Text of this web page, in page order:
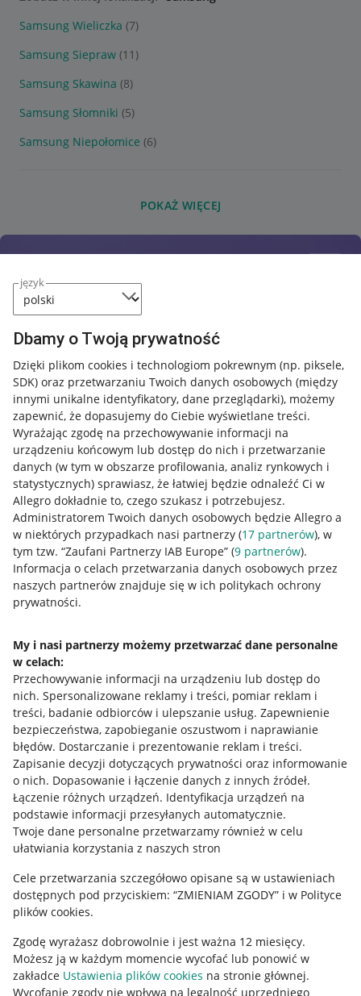
język
Dbamy o Twoją prywatność
Dzięki plikom cookies i technologiom pokrewnym (np. piksele,
SDK) oraz przetwarzaniu Twoich danych osobowych (między
innymi unikalne identyfikatory, dane przeglądarki), możemy
zapewnić, że dopasujemy do Ciebie wyświetlane treści.
Wyrażając zgodę na przechowywanie informacji na
urządzeniu końcowym lub dostęp do nich i przetwarzanie
danych (w tym w obszarze profilowania, analiz rynkowych i
statystycznych) sprawiasz, że łatwiej będzie odnaleźć Ci w
Allegro dokładnie to, czego szukasz i potrzebujesz.
Administratorem Twoich danych osobowych będzie Allegro a
w niektórych przypadkach nasi partnerzy (17 partnerów), w
tym tzw. “Zaufani Partnerzy IAB Europe” (9 partnerów).
Informacja o celach przetwarzania danych osobowych przez
naszych partnerów znajduje się w ich politykach ochrony
prywatności.
My i nasi partnerzy możemy przetwarzać dane personalne
w celach:
Przechowywanie informacji na urządzeniu lub dostęp do
nich. Spersonalizowane reklamy i treści, pomiar reklam i
treści, badanie odbiorców i ulepszanie usług. Zapewnienie
bezpieczeństwa, zapobieganie oszustwom i naprawianie
błędów. Dostarczanie i prezentowanie reklam i treści.
Zapisanie decyzji dotyczących prywatności oraz informowanie
o nich. Dopasowanie i łączenie danych z innych źródeł.
Łączenie różnych urządzeń. Identyfikacja urządzeń na
podstawie informacji przesyłanych automatycznie.
Twoje dane personalne przetwarzamy również w celu
ułatwiania korzystania z naszych stron
Cele przetwarzania szczegółowo opisane są w ustawieniach
dostępnych pod przyciskiem: “ZMIENIAM ZGODY” i w Polityce
plików cookies.
Zgodę wyrażasz dobrowolnie i jest ważna 12 miesięcy.
Możesz ją w każdym momencie wycofać lub ponowić w
zakładce Ustawienia plików cookies na stronie głównej.
Wycofanie zgody nie wpływa na legalność uprzedniego
Samsung Wieliczka (7)
Samsung Siepraw (11)
Samsung Skawina (8)
Samsung Słomniki (5)
Samsung Niepołomice (6)
POKAŻ WIĘCEJ
Przydatne informacje
Jak to działa
Allegro Gadane dla sprzedających
Allegro Gadane dla kupujących
Mapa miejscowości
Informacje prawne
Regulamin
Polityka plików "cookies"
Ustawienia plików "cookies"
Udostępnianie lokalizacji
Informacje dla Aktu o Usługach Cyfrowych
Pobierz aplikację